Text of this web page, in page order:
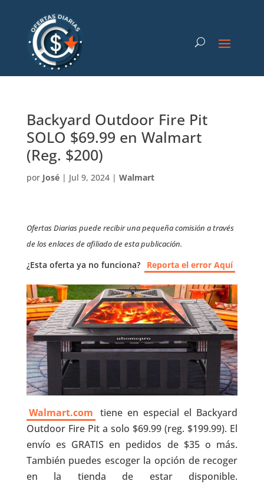
Backyard Outdoor Fire Pit
SOLO $69.99 en Walmart
(Reg. $200)
por José| Jul 9, 2024| Walmart
Ofertas Diarias puede recibir una pequeña comisión a través
de los enlaces de afiliado de esta publicación.
¿Esta oferta ya no funciona? Reporta el error Aquí
Walmart.com tiene en especial el Backyard
Outdoor Fire Pit a solo $69.99 (reg. $199.99). El
envío es GRATIS en pedidos de $35 o más.
También puedes escoger la opción de recoger
en la tienda de estar disponible.